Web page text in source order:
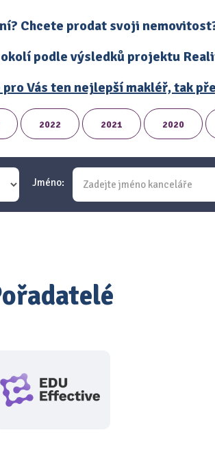
Chcete prodat svoji
podle výsledků projektu
Vás ten nejlepší makléř, tak
2022 2021 2020
Jméno: